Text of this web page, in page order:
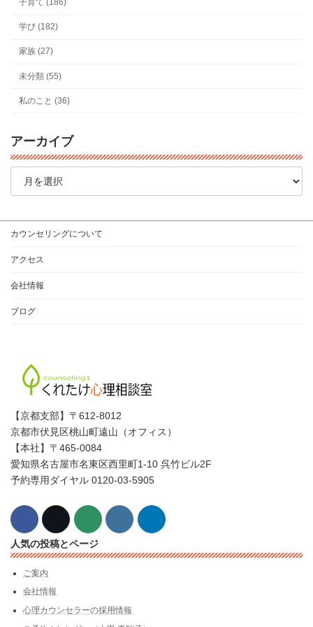
子育て (186)
学び (182)
家族 (27)
未分類 (55)
私のこと (36)
アーカイブ
ア
カウンセリングについて
アクセス
会社情報
ブログ
【京都支部】〒612-8012
京都市伏見区桃山町遠山（オフィス）
【本社】〒465-0084
愛知県名古屋市名東区西里町1-10 呉竹ビル2F
予約専用ダイヤル 0120-03-5905
人気の投稿とページ
ご案内
会社情報
心理カウンセラーの採用情報